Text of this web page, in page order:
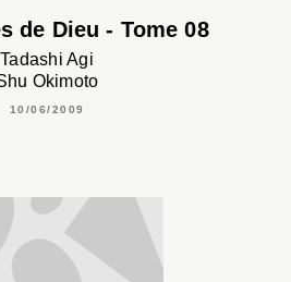
de Dieu - Tome 08
Tadashi Agi
Okimoto
10/06/2009